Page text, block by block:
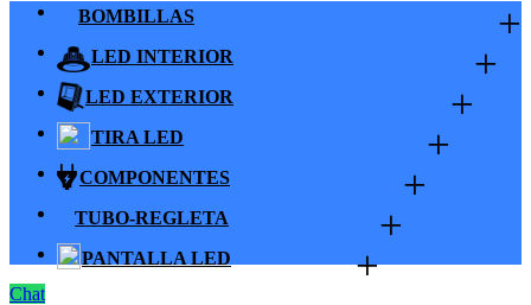
BOMBILLAS +
LED INTERIOR +
LED EXTERIOR +
TIRA LED +
COMPONENTES +
TUBO-REGLETA +
PANTALLA LED +
Chat